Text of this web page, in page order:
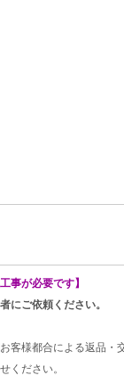
事が必要です】
にご依頼ください。
客様都合による返品・
ください。